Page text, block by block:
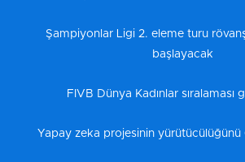
Şampiyonlar Ligi 2. eleme turu
başlayacak
FIVB Dünya Kadınlar sıralaması
Yapay zeka projesinin yürütücülüğünü